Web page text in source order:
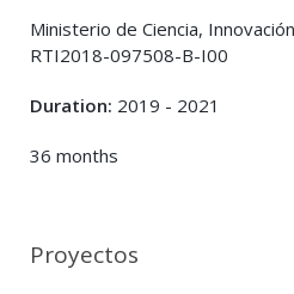
Ministerio de Ciencia,
RTI2018-097508-B-I00
Duration: 2019 - 2021
36 months
Proyectos